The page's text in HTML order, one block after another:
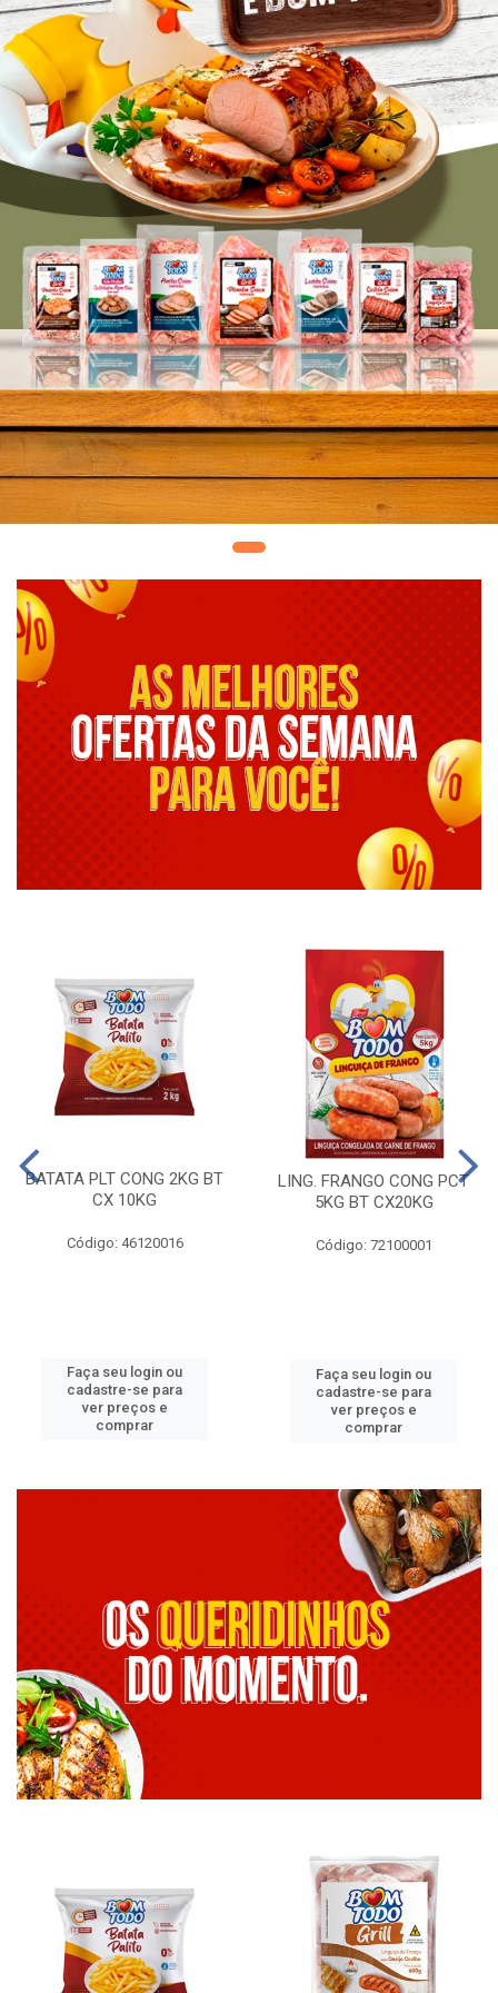
BATATA PLT CONG 2KG BT
CX 10KG
Código: 46120016
Faça seu login ou
cadastre-se para
ver preços e
comprar
LING. FRANGO CONG PCT
5KG BT CX20KG
Código: 72100001
Faça seu login ou
cadastre-se para
ver preços e
comprar